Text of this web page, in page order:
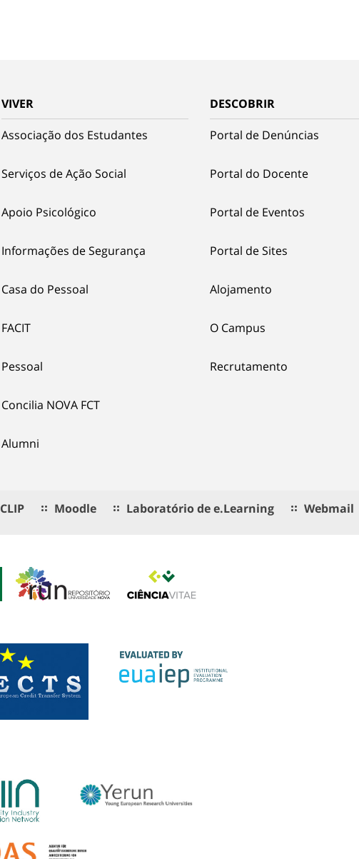
VIVER
Associação dos Estudantes
Serviços de Ação Social
Apoio Psicológico
Informações de Segurança
Casa do Pessoal
FACIT
Pessoal
Concilia NOVA FCT
Alumni
DESCOBRIR
Portal de Denúncias
Portal do Docente
Portal de Eventos
Portal de Sites
Alojamento
O Campus
Recrutamento
CLIP Moodle Laboratório de e.Learning Webmail